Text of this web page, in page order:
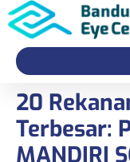
20
Terbesar:
MANDIRI